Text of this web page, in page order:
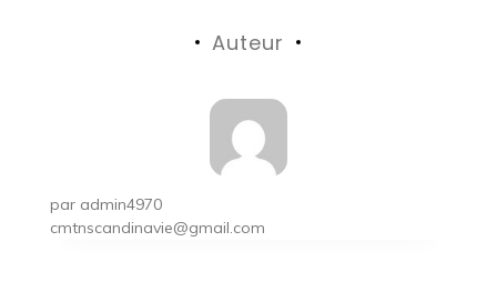
Auteur
par admin4970
cmtnscandinavie@gmail.com